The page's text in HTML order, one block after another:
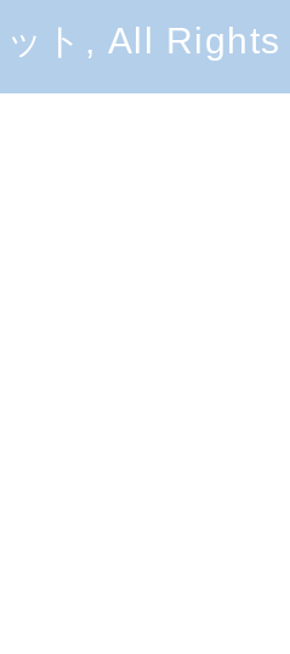
ット, All